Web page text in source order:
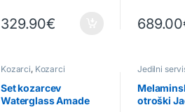
329.90€ 689.00
Kozarci, Kozarci
posamično
oprema
Set kozarcev
Waterglass Amade
Jedilni
otroški